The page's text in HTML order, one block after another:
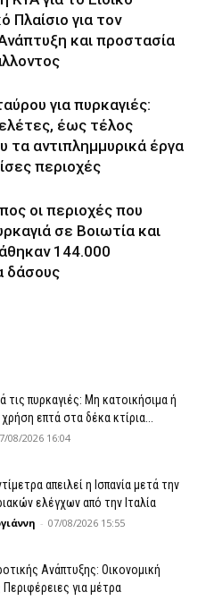
Πλαίσιο για τον
και προστασία
για πυρκαγιές:
έως τέλος
τα αντιπλημμυρικά έργα
περιοχές
οι περιοχές που
σε Βοιωτία και
144.000
δάσους
τις πυρκαγιές: Μη κατοικήσιμα ή
χρήση επτά στα δέκα κτίρια...
08/2026 16:04
απειλεί η Ισπανία μετά την
ελέγχων από την Ιταλία
- 07/08/2026 15:55
Ανάπτυξης: Οικονομική
για μέτρα